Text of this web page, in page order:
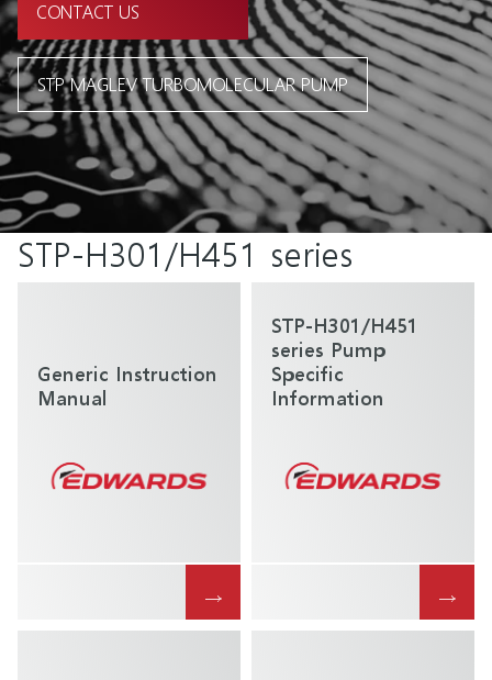
CONTACT US
STP MAGLEV TURBOMOLECULAR PUMP
STP-H301/H451 series
Generic Instruction
Manual
→
STP-H301/H451
series Pump
Specific
Information
→